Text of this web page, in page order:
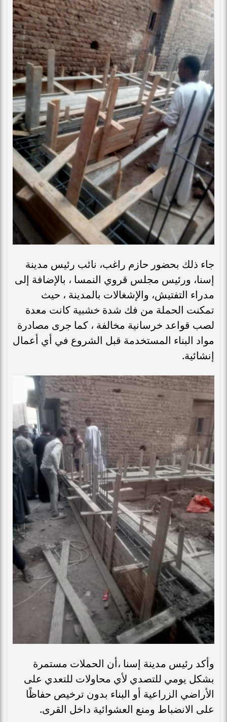
جاء ذلك بحضور حازم راغب، نائب رئيس مدينة
إسنا، ورئيس مجلس قروي النمسا ، بالإضافة إلى
مدراء التفتيش، والإشغالات بالمدينة ، حيث
تمكنت الحملة من فك شدة خشبية كانت معدة
لصب قواعد خرسانية مخالفة ، كما جرى مصادرة
مواد البناء المستخدمة قبل الشروع في أي أعمال
إنشائية.
وأكد رئيس مدينة إسنا ،أن الحملات مستمرة
بشكل يومي للتصدي لأي محاولات للتعدي على
الأراضي الزراعية أو البناء بدون ترخيص حفاظًا
على الانضباط ومنع العشوائية داخل القرى.